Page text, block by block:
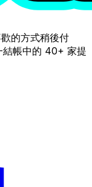
的方式稍後付
結帳中的 40+ 家提